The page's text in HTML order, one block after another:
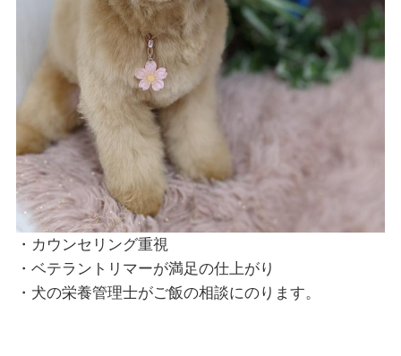
・カウンセリング重視
・ベテラントリマーが満足の仕上がり
・犬の栄養管理士がご飯の相談にのります。